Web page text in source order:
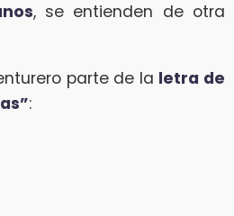
, se entienden de otra
parte de la letra de
: